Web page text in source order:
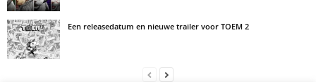
Een releasedatum en nieuwe trailer voor TOEM 2